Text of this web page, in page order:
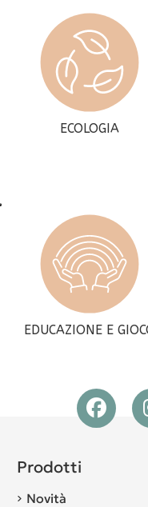
ECOLOGIA
EDUCAZIONE E
Prodotti
Novità